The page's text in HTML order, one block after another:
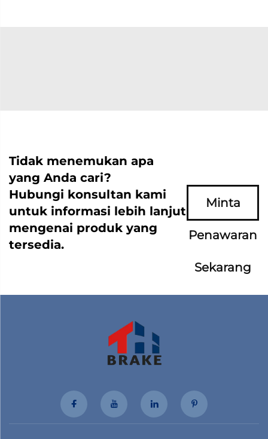
Tidak menemukan apa
yang Anda cari?
Hubungi konsultan kami
untuk informasi lebih lanjut
mengenai produk yang
tersedia.
Minta
Penawaran
Sekarang